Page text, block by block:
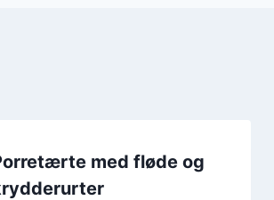
med fløde og